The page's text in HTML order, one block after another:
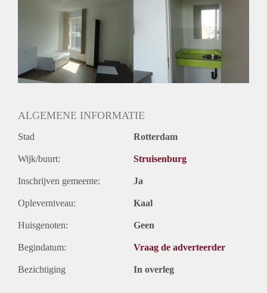
ALGEMENE INFORMATIE
Stad Rotterdam
Wijk/buurt: Struisenburg
Inschrijven gemeente: Ja
Opleverniveau: Kaal
Huisgenoten: Geen
Begindatum: Vraag de adverteerder
Bezichtiging In overleg